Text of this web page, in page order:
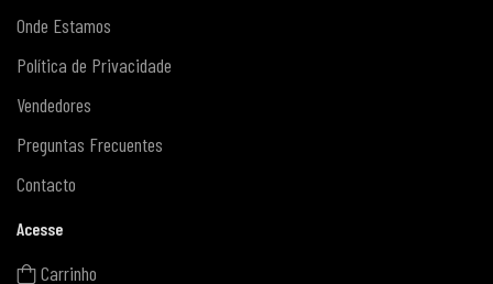
Onde Estamos
Política de Privacidade
Vendedores
Preguntas Frecuentes
Contacto
Acesse
Carrinho